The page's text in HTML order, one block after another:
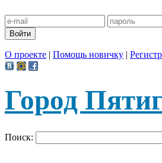
О проекте | Помощь новичку |
Город
Поиск: